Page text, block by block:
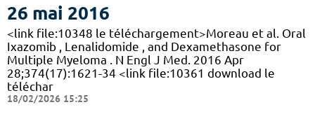
26 mai 2016
<link file:10348 le téléchargement>Moreau et al. Oral
Ixazomib , Lenalidomide , and Dexamethasone for
Multiple Myeloma . N Engl J Med. 2016 Apr
28;374(17):1621-34 <link file:10361 download le
téléchar
18/02/2026 15:25